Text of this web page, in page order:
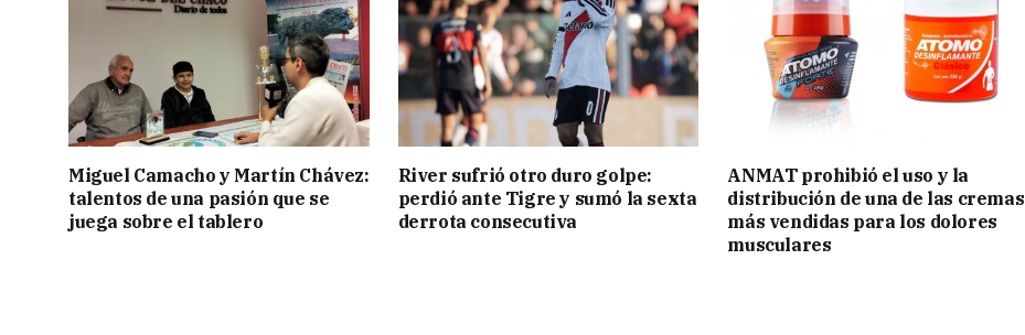
Miguel Camacho y Martín Chávez:
talentos de una pasión que se
juega sobre el tablero
River sufrió otro duro golpe:
perdió ante Tigre y sumó la sexta
derrota consecutiva
ANMAT prohibió el uso y la
distribución de una de las cremas
más vendidas para los dolores
musculares